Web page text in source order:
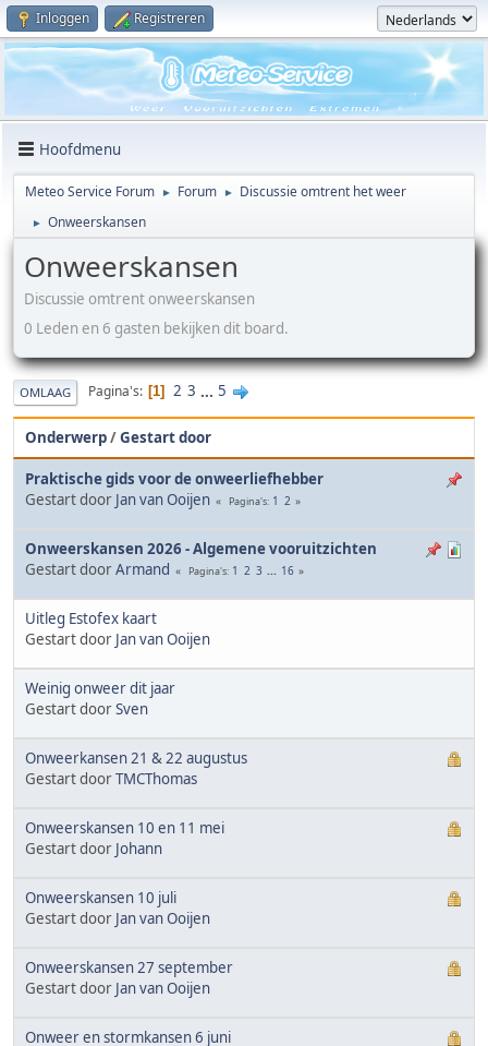
Inloggen Registreren
Hoofdmenu
Meteo Service Forum ► Forum ► Discussie omtrent het weer
► Onweerskansen
Onweerskansen
Discussie omtrent onweerskansen
0 Leden en 6 gasten bekijken dit board.
OMLAAG Pagina's 1 2 3 ... 5
Onderwerp/Gestart door
Praktische gids voor de onweerliefhebber
Gestart door Jan van Ooijen Pagina's 1 2
Onweerskansen 2026 - Algemene vooruitzichten
Gestart doorArmand Pagina's 1 2 3 ... 16
Uitleg Estofex kaart
Gestart door Jan van Ooijen
Weinig onweer dit jaar
Gestart doorSven
Onweerkansen 21 & 22 augustus
Gestart doorTMCThomas
Onweerskansen 10 en 11 mei
Gestart door Johann
Onweerskansen 10 juli
Gestart door Jan van Ooijen
Onweerskansen 27 september
Gestart door Jan van Ooijen
Onweer en stormkansen 6 juni